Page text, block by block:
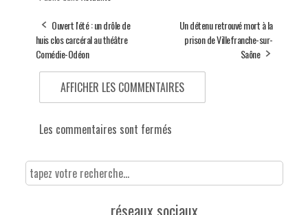
Ouvert l'été : un drôle de
huis clos carcéral au théâtre
Comédie-Odéon
Un détenu retrouvé mort à la
prison de Villefranche-sur-
Saône
AFFICHER LES COMMENTAIRES
Les commentaires sont fermés
réseaux sociaux